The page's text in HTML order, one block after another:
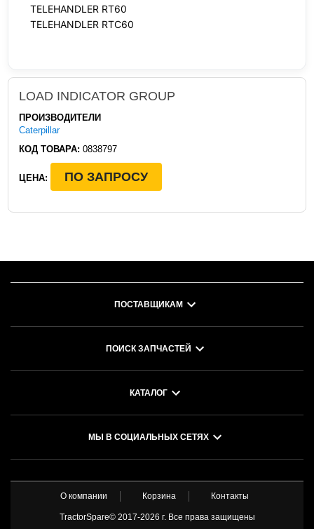
TELEHANDLER RT60
TELEHANDLER RTC60
LOAD INDICATOR GROUP
ПРОИЗВОДИТЕЛИ
Caterpillar
КОД ТОВАРА: 0838797
ЦЕНА: ПО ЗАПРОСУ
ПОСТАВЩИКАМ
ПОИСК ЗАПЧАСТЕЙ
КАТАЛОГ
МЫ В СОЦИАЛЬНЫХ СЕТЯХ
О компании Корзина Контакты
TractorSpare© 2017-2026 г. Все права защищены